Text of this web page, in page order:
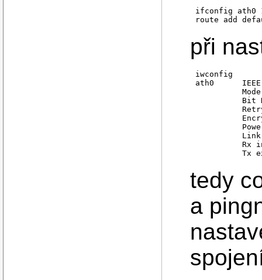
ifconfig ath0
route add
při
iwconfig
ath0      IEEE
Bit
Rx
Tx
tedy
a